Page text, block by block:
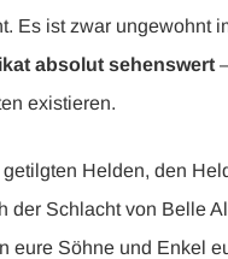
Es ist zwar ungewohnt
absolut sehenswert
existieren.
Helden, den
der Schlacht von Belle
eure Söhne und Enkel